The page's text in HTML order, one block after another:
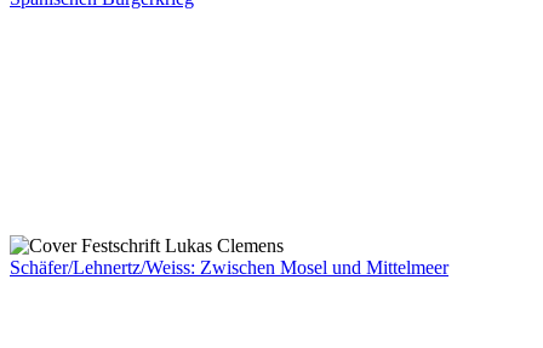
Schäfer/Lehnertz/Weiss: Zwischen Mosel und Mittelmeer